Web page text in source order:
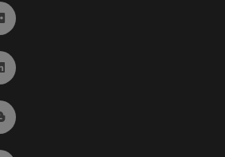
Ir a Flickr (abre en ventana nueva)
Ir a Linkedin (abre en ventana nueva)
Ir al Blog (abre en ventana nueva)